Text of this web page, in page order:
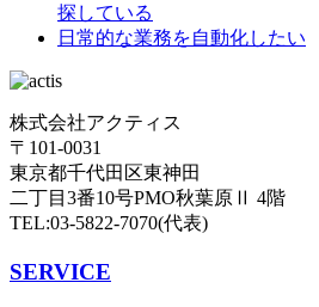
探している
日常的な業務を自動化したい
株式会社アクティス
〒101-0031
東京都千代田区東神田
二丁目3番10号PMO秋葉原Ⅱ 4階
TEL:03-5822-7070(代表)
SERVICE